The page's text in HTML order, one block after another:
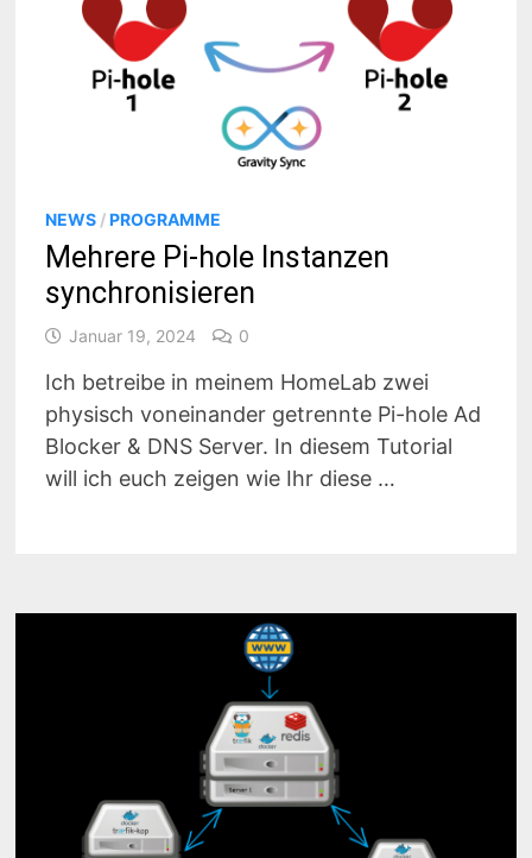
NEWS /PROGRAMME
Mehrere Pi-hole Instanzen
synchronisieren
Januar 19, 2024 0
Ich betreibe in meinem HomeLab zwei
physisch voneinander getrennte Pi-hole Ad
Blocker & DNS Server. In diesem Tutorial
will ich euch zeigen wie Ihr diese …